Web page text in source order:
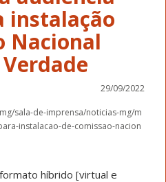
instalação
Nacional
29/09/2022
sala-de-imprensa/noticias-mg/m
instalacao-de-comissao-nacion
híbrido [virtual e